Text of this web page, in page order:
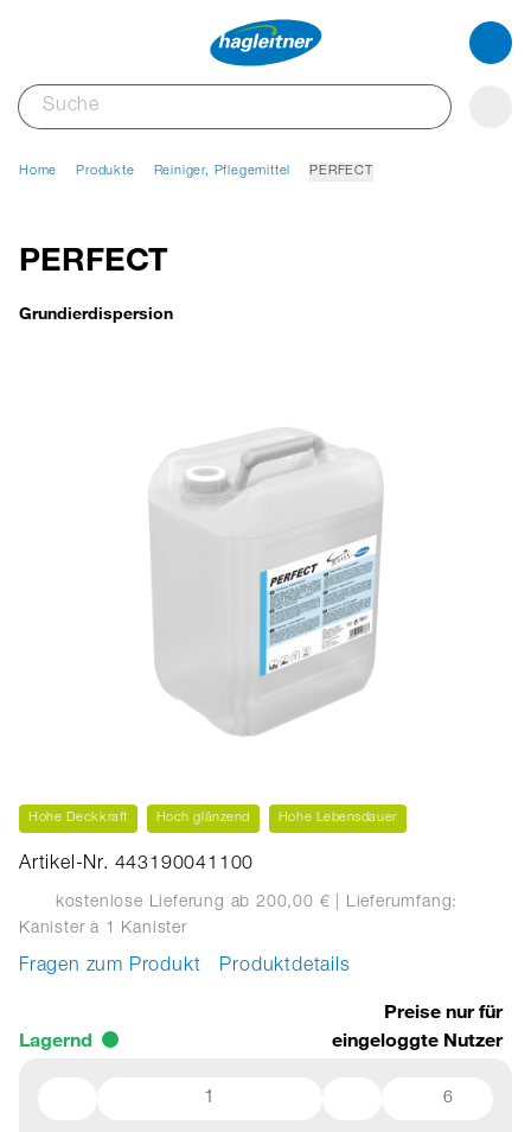
Home Produkte Reiniger, Pflegemittel PERFECT
PERFECT
Grundierdispersion
Hohe Deckkraft Hoch glänzend Hohe Lebensdauer
Artikel-Nr. 443190041100
kostenlose Lieferung ab 200,00 € | Lieferumfang:
Kanisterà 1 Kanister
Fragen zum Produkt Produktdetails
Lagernd
Preise nur für
eingeloggte Nutzer
6